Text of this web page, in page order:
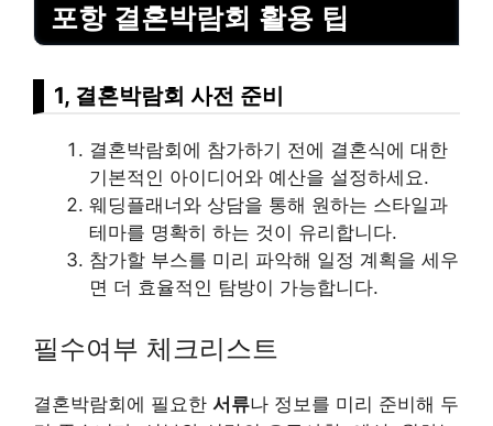
포항 결혼박람회 활용 팁
1, 결혼박람회 사전 준비
결혼박람회에 참가하기 전에 결혼식에 대한
기본적인 아이디어와 예산을 설정하세요.
웨딩플래너와 상담을 통해 원하는 스타일과
테마를 명확히 하는 것이 유리합니다.
참가할 부스를 미리 파악해 일정 계획을 세우
면 더 효율적인 탐방이 가능합니다.
필수여부 체크리스트
결혼박람회에 필요한 서류나 정보를 미리 준비해 두